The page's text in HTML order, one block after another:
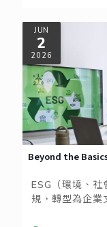
JUN
2
2026
Beyond the
ESG（環境、社
規，轉型為企業